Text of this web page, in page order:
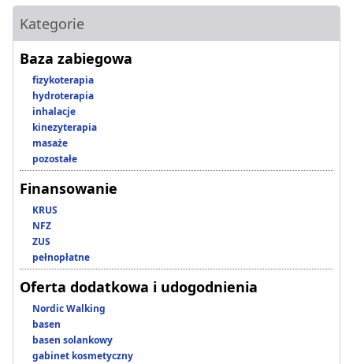
Kategorie
Baza zabiegowa
fizykoterapia
hydroterapia
inhalacje
kinezyterapia
masaże
pozostałe
Finansowanie
KRUS
NFZ
ZUS
pełnopłatne
Oferta dodatkowa i udogodnienia
Nordic Walking
basen
basen solankowy
gabinet kosmetyczny